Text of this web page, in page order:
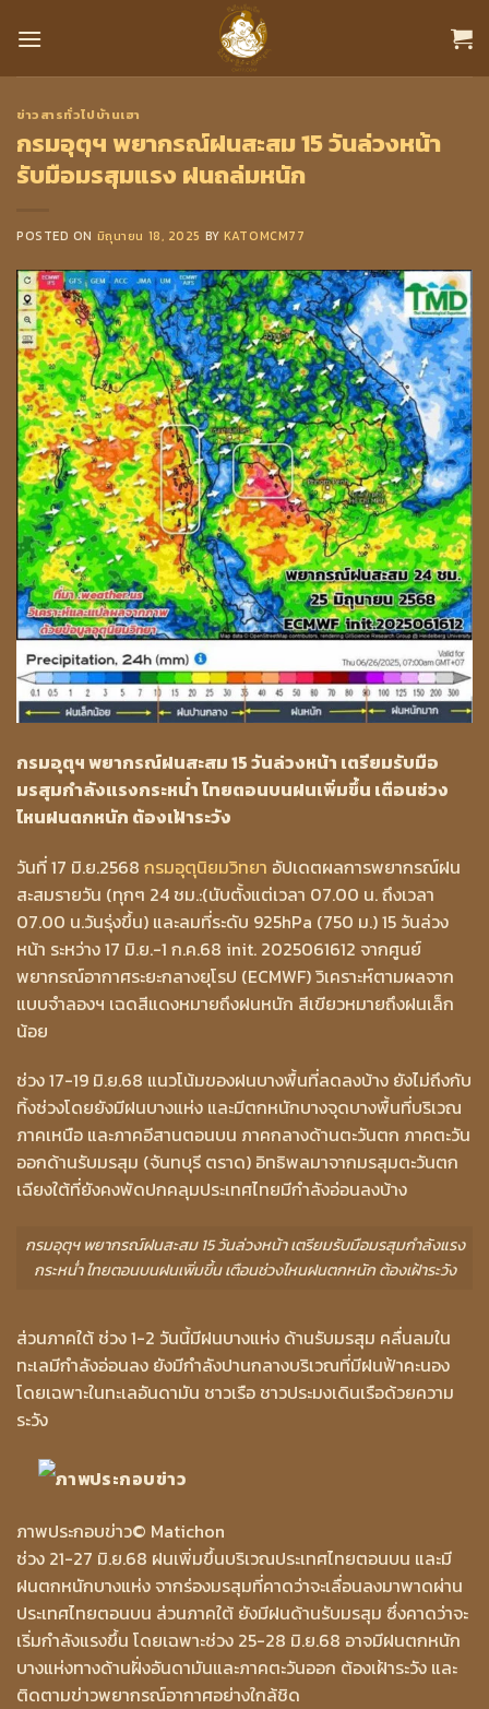
ข่าวสารทั่วไปบ้านเฮา
กรมอุตุฯ พยากรณ์ฝนสะสม 15 วันล่วงหน้า
รับมือมรสุมแรง ฝนถล่มหนัก
POSTED ON มิถุนายน 18, 2025 BY KATOMCM77
กรมอุตุฯ พยากรณ์ฝนสะสม 15 วันล่วงหน้า เตรียมรับมือ
มรสุมกำลังแรงกระหน่ำ ไทยตอนบนฝนเพิ่มขึ้น เตือนช่วง
ไหนฝนตกหนัก ต้องเฝ้าระวัง
วันที่ 17 มิ.ย.2568 กรมอุตุนิยมวิทยา อัปเดตผลการพยากรณ์ฝน
สะสมรายวัน (ทุกๆ 24 ชม.:(นับตั้งแต่เวลา 07.00 น. ถึงเวลา
07.00 น.วันรุ่งขึ้น) และลมที่ระดับ 925hPa (750 ม.) 15 วันล่วง
หน้า ระหว่าง 17 มิ.ย.-1 ก.ค.68 init. 2025061612 จากศูนย์
พยากรณ์อากาศระยะกลางยุโรป (ECMWF) วิเคราะห์ตามผลจาก
แบบจำลองฯ เฉดสีแดงหมายถึงฝนหนัก สีเขียวหมายถึงฝนเล็ก
น้อย
ช่วง 17-19 มิ.ย.68 แนวโน้มของฝนบางพื้นที่ลดลงบ้าง ยังไม่ถึงกับ
ทิ้งช่วงโดยยังมีฝนบางแห่ง และมีตกหนักบางจุดบางพื้นที่บริเวณ
ภาคเหนือ และภาคอีสานตอนบน ภาคกลางด้านตะวันตก ภาคตะวัน
ออกด้านรับมรสุม (จันทบุรี ตราด) อิทธิพลมาจากมรสุมตะวันตก
เฉียงใต้ที่ยังคงพัดปกคลุมประเทศไทยมีกำลังอ่อนลงบ้าง
กรมอุตุฯ พยากรณ์ฝนสะสม 15 วันล่วงหน้า เตรียมรับมือมรสุมกำลังแรง
กระหน่ำ ไทยตอนบนฝนเพิ่มขึ้น เตือนช่วงไหนฝนตกหนัก ต้องเฝ้าระวัง
ส่วนภาคใต้ ช่วง 1-2 วันนี้มีฝนบางแห่ง ด้านรับมรสุม คลื่นลมใน
ทะเลมีกำลังอ่อนลง ยังมีกำลังปานกลางบริเวณที่มีฝนฟ้าคะนอง
โดยเฉพาะในทะเลอันดามัน ชาวเรือ ชาวประมงเดินเรือด้วยความ
ระวัง
ภาพประกอบข่าว© Matichon
ช่วง 21-27 มิ.ย.68 ฝนเพิ่มขึ้นบริเวณประเทศไทยตอนบน และมี
ฝนตกหนักบางแห่ง จากร่องมรสุมที่คาดว่าจะเลื่อนลงมาพาดผ่าน
ประเทศไทยตอนบน ส่วนภาคใต้ ยังมีฝนด้านรับมรสุม ซึ่งคาดว่าจะ
เริ่มกำลังแรงขึ้น โดยเฉพาะช่วง 25-28 มิ.ย.68 อาจมีฝนตกหนัก
บางแห่งทางด้านฝั่งอันดามันและภาคตะวันออก ต้องเฝ้าระวัง และ
ติดตามข่าวพยากรณ์อากาศอย่างใกล้ชิด